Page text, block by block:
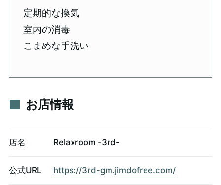
定期的な換気
室内の消毒
こまめな手洗い
お店情報
店名 Relaxroom -3rd-
公式URL https://3rd-gm.jimdofree.com/